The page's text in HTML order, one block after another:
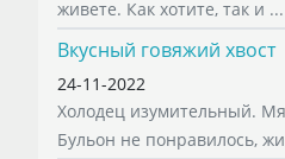
живете. Как хотите, так и ...
Вкусный говяжий хвост
24-11-2022
Холодец изумительный.
Бульон не понравилось,